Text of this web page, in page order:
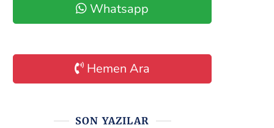
Whatsapp
Hemen Ara
SON YAZILAR